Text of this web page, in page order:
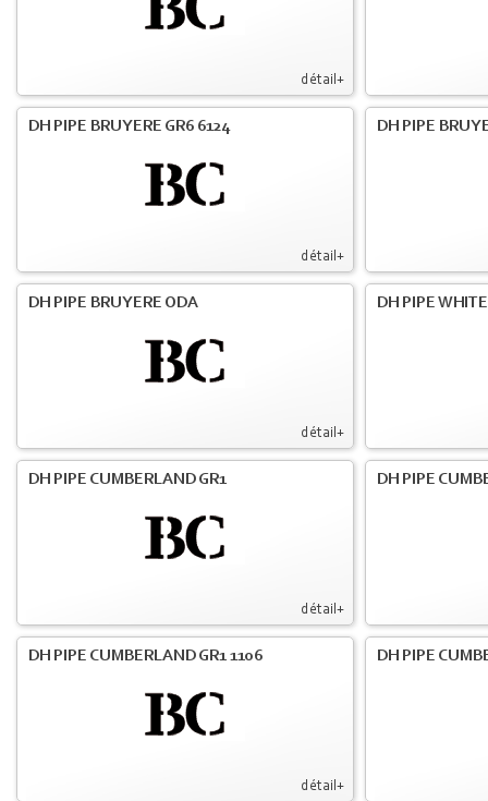
détail+
détail+
DH PIPE BRUYERE GR6 6124 DH PIPE
détail+
DH PIPE BRUYERE ODA DH PIPE
détail+
DH PIPE CUMBERLAND GR1 DH PIPE
détail+
DH PIPE CUMBERLAND GR1 1106 DH PIPE